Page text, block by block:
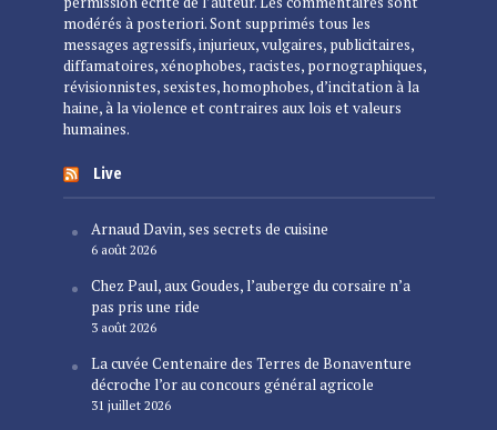
modérés à posteriori. Sont supprimés tous les
messages agressifs, injurieux, vulgaires, publicitaires,
diffamatoires, xénophobes, racistes, pornographiques,
révisionnistes, sexistes, homophobes, d’incitation à la
haine, à la violence et contraires aux lois et valeurs
humaines.
Live
Arnaud Davin, ses secrets de cuisine
6 août 2026
Chez Paul, aux Goudes, l’auberge du corsaire n’a
pas pris une ride
3 août 2026
La cuvée Centenaire des Terres de Bonaventure
décroche l’or au concours général agricole
31 juillet 2026